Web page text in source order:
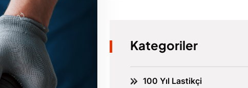
Kategoriler
100 Yıl Lastikçi